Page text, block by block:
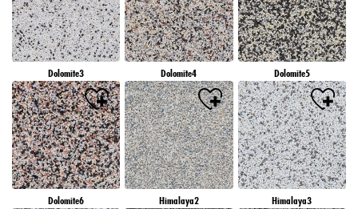
Dolomite3 Dolomite4 Dolomite5
Dolomite6 Himalaya2 Himalaya3